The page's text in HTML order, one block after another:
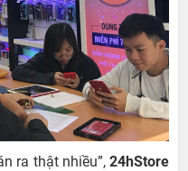
ra thật nhiều”, 24hStore